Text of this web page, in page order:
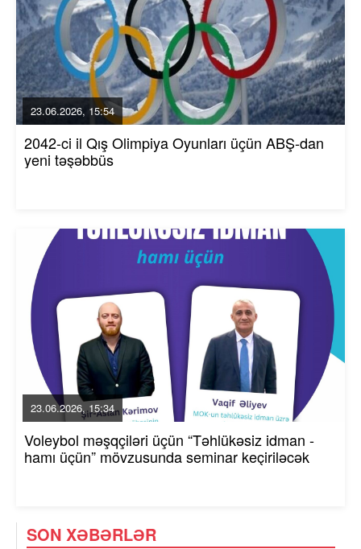
23.06.2026, 15:54
2042-ci il Qış Olimpiya Oyunları üçün ABŞ-dan
yeni təşəbbüs
23.06.2026, 15:34
Voleybol məşqçiləri üçün “Təhlükəsiz idman -
hamı üçün” mövzusunda seminar keçiriləcək
SON XƏBƏRLƏR